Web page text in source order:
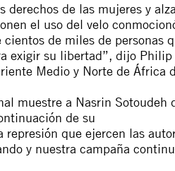
derechos de las mujeres y
el uso del velo
de miles de personas
exigir su libertad”, dijo Philip
Medio y Norte de África
muestre a Nasrin Sotoudeh
de su
que ejercen las
y nuestra campaña